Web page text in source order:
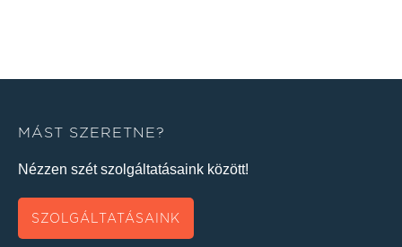
MÁST SZERETNE?
Nézzen szét szolgáltatásaink között!
SZOLGÁLTATÁSAINK
KAPCSOLAT